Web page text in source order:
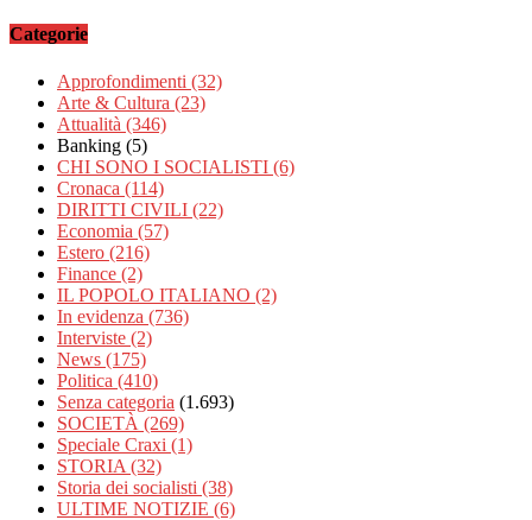
Categorie
Approfondimenti (32)
Arte & Cultura (23)
Attualità (346)
Banking (5)
CHI SONO I SOCIALISTI (6)
Cronaca (114)
DIRITTI CIVILI (22)
Economia (57)
Estero (216)
Finance (2)
IL POPOLO ITALIANO (2)
In evidenza (736)
Interviste (2)
News (175)
Politica (410)
Senza categoria (1.693)
SOCIETÀ (269)
Speciale Craxi (1)
STORIA (32)
Storia dei socialisti (38)
ULTIME NOTIZIE (6)